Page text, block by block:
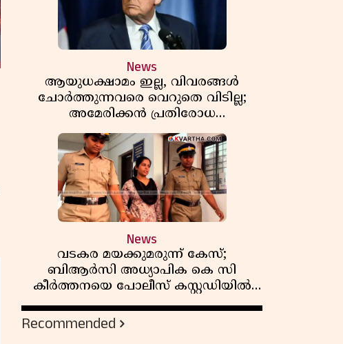
News
ആയുധക്ഷാമം ഇല്ല, വിവരങ്ങൾ
ചോർത്തുന്നവരെ വെറുതെ വിടില്ല;
അമേരിക്കൻ പ്രതിരോധ
സെക്രട്ടറിയുമായി കൊമ്പുകോർത്ത്
ട്രംപ്
News
വടകര മയക്കുമരുന്ന് കേസ്;
ബിആർസി അധ്യാപിക കെ സി
കീർത്തനയെ പോലീസ് കസ്റ്റഡിയിൽ
വിട്ടു
Recommended